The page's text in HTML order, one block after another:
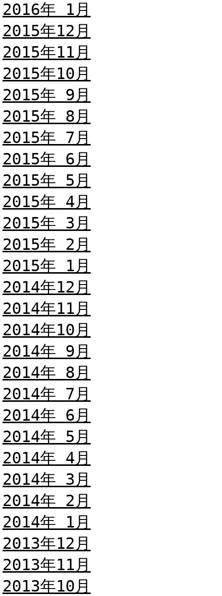
2016年 1月
2015年12月
2015年11月
2015年10月
2015年 9月
2015年 8月
2015年 7月
2015年 6月
2015年 5月
2015年 4月
2015年 3月
2015年 2月
2015年 1月
2014年12月
2014年11月
2014年10月
2014年 9月
2014年 8月
2014年 7月
2014年 6月
2014年 5月
2014年 4月
2014年 3月
2014年 2月
2014年 1月
2013年12月
2013年11月
2013年10月